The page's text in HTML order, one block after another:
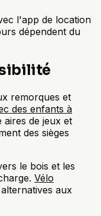
l'app de location
dépendent du
remorques et
des enfants à
aires de jeux et
des sièges
le bois et les
Vélo
aux